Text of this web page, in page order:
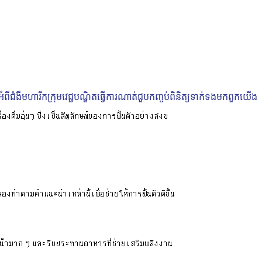
ជំងឺមហារីកក្រុមវេជ្ជបណ្ឌិតធ្វើការ​ណាត់ជួបកញ្ចប់ពិនិត្យទាក់ទង​មក​ពួក​យើង
งทำตามคำแนะนำเหล่านี้เพื่อช่วยให้การฟื้นตัวดีขึ้น
มาก ๆ และรับประทานอาหารที่ช่วยเสริมพลังงาน